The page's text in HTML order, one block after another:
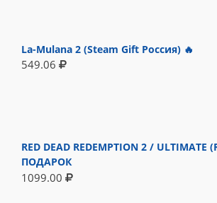
La-Mulana 2 (Steam Gift Россия) 🔥
549.06
RED DEAD REDEMPTION 2 / ULTIMATE
ПОДАРОК
1099.00